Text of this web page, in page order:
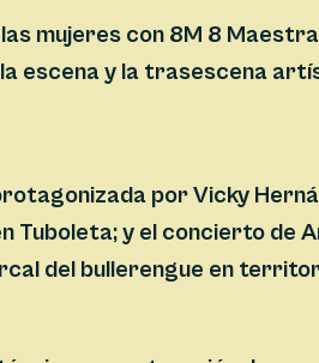
mujeres con 8M 8
escena y la trasescena
por Vicky
Tuboleta; y el concierto de
del bullerengue en